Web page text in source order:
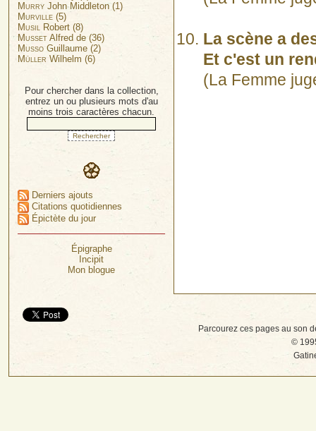
La scène a
Et c'est un
(La Femme
Murry John Middleton (1)
Murville (5)
Musil Robert (8)
Musset Alfred de (36)
Musso Guillaume (2)
Müller Wilhelm (6)
Pour chercher dans la collection,
entrez un ou plusieurs mots d'au
moins trois caractères chacun.
Derniers ajouts
Citations quotidiennes
Épictète du jour
Épigraphe
Incipit
Mon blogue
Parcourez ces pages au son
©